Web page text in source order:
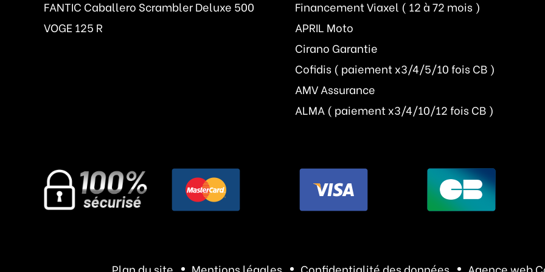
FANTIC Caballero Scrambler Deluxe 500
VOGE 125 R
Financement Viaxel ( 12 à 72 mois )
APRIL Moto
Cirano Garantie
Cofidis ( paiement x3/4/5/10 fois CB )
AMV Assurance
ALMA ( paiement x3/4/10/12 fois CB )